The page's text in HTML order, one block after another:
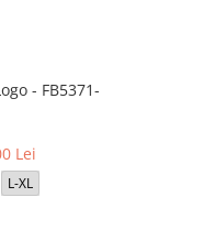
- FB5371-
Lei
L-XL